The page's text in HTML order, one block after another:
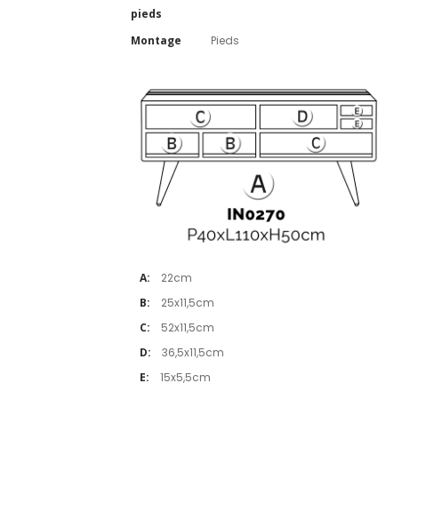
pieds
Montage Pieds
A:
22cm
B:
25x11,5cm
C:
52x11,5cm
D:
36,5x11,5cm
E:
15x5,5cm